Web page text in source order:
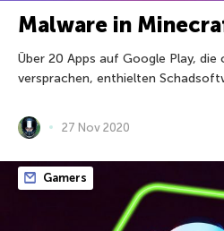
Malware in
Über 20 Apps auf Google Play,
versprachen, enthielten
27 Nov 2020
Gamers